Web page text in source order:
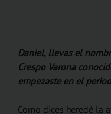
Daniel, llevas el
Crespo Varona
empezaste en el
Como dices heredé la